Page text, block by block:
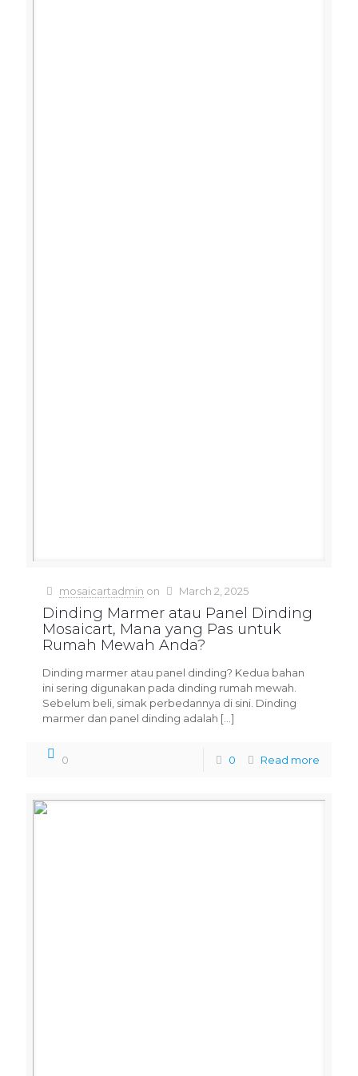
mosaicartadmin on March 2, 2025
Dinding Marmer atau Panel Dinding
Mosaicart, Mana yang Pas untuk
Rumah Mewah Anda?
Dinding marmer atau panel dinding? Kedua bahan
ini sering digunakan pada dinding rumah mewah.
Sebelum beli, simak perbedannya di sini. Dinding
marmer dan panel dinding adalah […]
0 0 Read more